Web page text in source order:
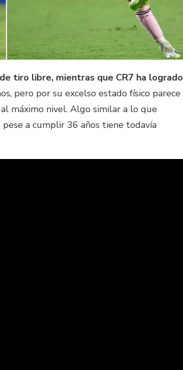
tiro libre, mientras que CR7 ha logrado
pero por su excelso estado físico parece
máximo nivel. Algo similar a lo que
a cumplir 36 años tiene todavía